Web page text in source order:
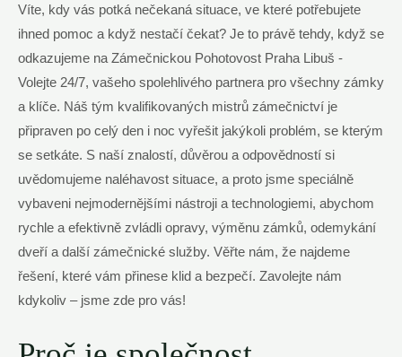
Víte, kdy‌ vás potká nečekaná situace, ve které potřebujete
ihned ‍pomoc a ⁢když nestačí čekat? Je to právě ⁣tehdy, když se
odkazujeme na ⁤Zámečnickou Pohotovost Praha Libuš ⁤-
Volejte‌ 24/7, ⁣vašeho spolehlivého partnera pro všechny zámky
a ​klíče. ‍Náš tým kvalifikovaných ⁢mistrů zámečnictví je
připraven ⁤po celý den i noc ‍vyřešit jakýkoli problém, se kterým
se‍ setkáte.‌ S naší znalostí, důvěrou a odpovědností si
uvědomujeme naléhavost⁣ situace, a proto jsme speciálně⁣
vybaveni⁢ nejmodernějšími nástroji a technologiemi, abychom
rychle a efektivně zvládli opravy, výměnu ⁢zámků, ⁣odemykání⁢
dveří a‌ další zámečnické služby.‌ Věřte ​nám, že najdeme
řešení, které vám ​přinese klid a bezpečí. Zavolejte⁣ nám
kdykoliv – jsme zde​ pro vás!